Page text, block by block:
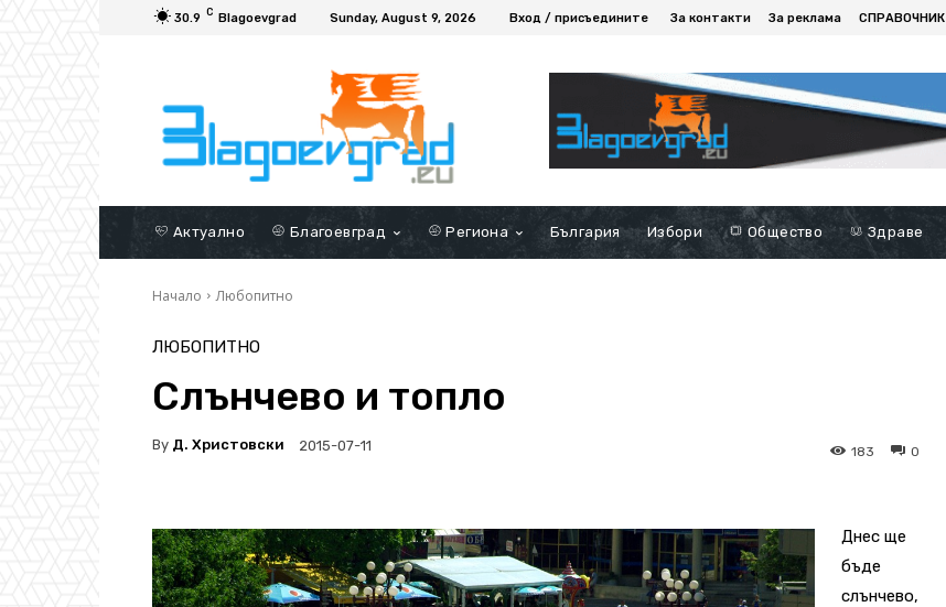
30.9 C Blagoevgrad Sunday, August 9, 2026 Вход / присъедините За контакти За реклама СПРАВОЧНИК
Актуално Благоевград Региона България Избори Общество Здраве
Начало Любопитно
ЛЮБОПИТНО
Слънчево и топло
By Д. Христовски 2015-07-11 0
183
Днес ще
бъде
слънчево,